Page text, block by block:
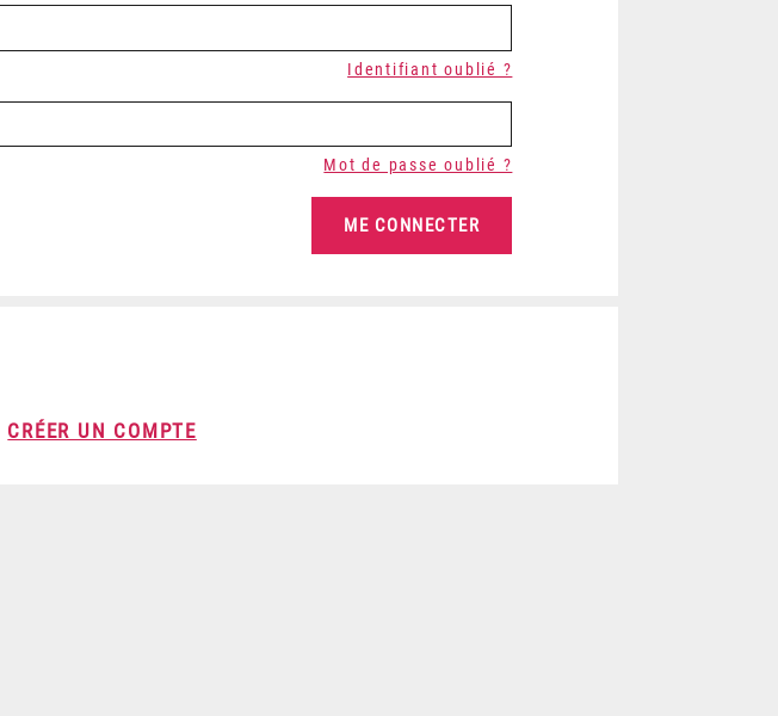
Identifiant oublié ?
Mot de passe oublié ?
CRÉER UN COMPTE